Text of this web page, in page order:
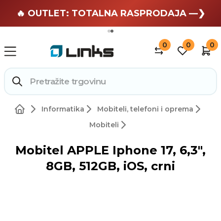
🏄 Zaslužuješ odmor —❯
🔥 OUTLET: TOTALNA RASPRODAJA —❯
0 0 0
Informatika
Mobiteli, telefoni i oprema
Mobiteli
Mobitel APPLE Iphone 17, 6,3",
8GB, 512GB, iOS, crni